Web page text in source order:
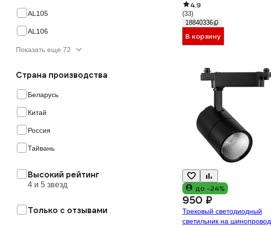
AL105
AL106
Показать еще 72
Страна производства
Беларусь
Китай
Россия
Тайвань
Высокий рейтинг
4 и 5 звезд
Только с отзывами
черный 41590
4.9
(33)
18840336
В корзину
до -24%
950 ₽
Трековый светодиодный
светильник на шинопровод